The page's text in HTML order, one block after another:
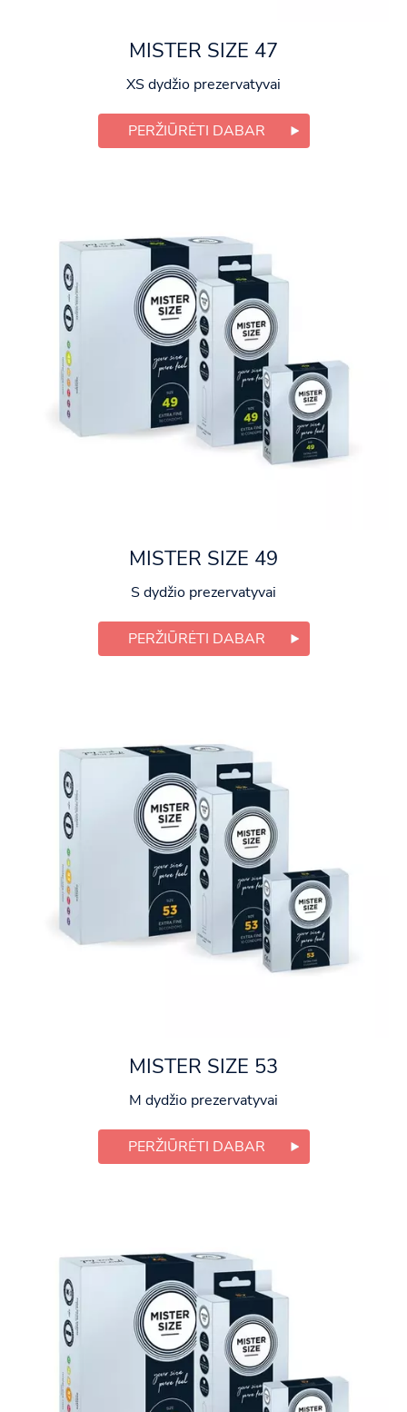
MISTER SIZE 47
XS dydžio prezervatyvai
PERŽIŪRĖTI DABAR
MISTER SIZE 49
S dydžio prezervatyvai
PERŽIŪRĖTI DABAR
MISTER SIZE 53
M dydžio prezervatyvai
PERŽIŪRĖTI DABAR